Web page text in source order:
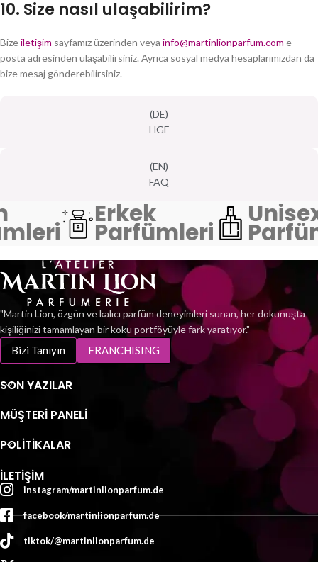
(DE)
HGF
(EN)
FAQ
10. Size nasıl ulaşabilirim?
Bizeiletişim sayfamız üzerinden veya info@martinlionparfum.com e-
posta adresinden ulaşabilirsiniz. Ayrıca sosyal medya hesaplarımızdan da
bize mesaj gönderebilirsiniz.
Erkek
Parfümleri
"Martin Lion, özgün ve kalıcı parfüm deneyimleri sunan, her dokunuşta
kişiliğinizi tamamlayan bir koku portföyüyle fark yaratıyor."
Bizi Tanıyın FRANCHISING
SON YAZILAR
MÜŞTERI PANELI
POLİTİKALAR
İLETIŞIM
instagram/martinlionparfum.de
facebook/martinlionparfum.de
tiktok/@martinlionparfum.de